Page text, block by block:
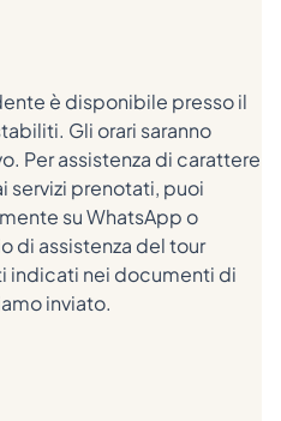
è disponibile presso il
Gli orari saranno
Per assistenza di carattere
servizi prenotati, puoi
su WhatsApp o
di assistenza del tour
indicati nei documenti di
inviato.